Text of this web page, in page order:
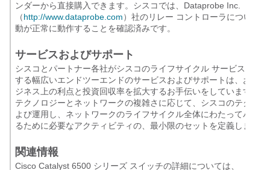
ンダーから直接購入できます。シスコでは、Dataprobe Inc.
（http://www.dataprobe.com）社のリレー コントローラについて
動が正常に動作することを確認済みです。
サービスおよびサポート
シスコとパートナー各社がシスコのライフサイクル サービス アプ
する幅広いエンドツーエンドのサービスおよびサポートは、お客
ジネス上の利点と投資回収率を拡大するお手伝いをしています。
テクノロジーとネットワークの複雑さに応じて、シスコのテクノ
よび運用し、ネットワークのライフサイクル全体にわたってパフ
るために必要なアクティビティの、最小限のセットを定義します。
関連情報
Cisco Catalyst 6500 シリーズ スイッチの詳細については、